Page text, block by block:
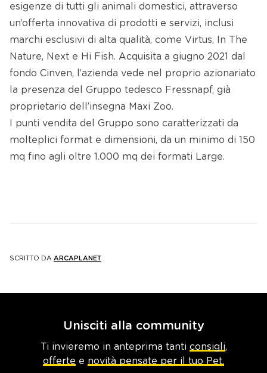
esigenze di tutti gli animali domestici, attraverso
un’offerta innovativa di prodotti e servizi, inclusi
marchi esclusivi di alta qualità, come Virtus, In The
Nature, Next e Hi Fish. Acquisita a giugno 2021 dal
fondo Cinven, l’azienda vede nel proprio azionariato
la presenza del Gruppo tedesco Fressnapf, già
proprietario dell’insegna Maxi Zoo.
I punti vendita del Gruppo sono caratterizzati da
molteplici format e dimensioni, da un minimo di 150
mq fino agli oltre 1.000 mq dei formati Large.
SCRITTO DA ARCAPLANET
Unisciti alla community
Ti invieremo in anteprima tanti consigli,
offerte e novità pensate per il tuo Pet.